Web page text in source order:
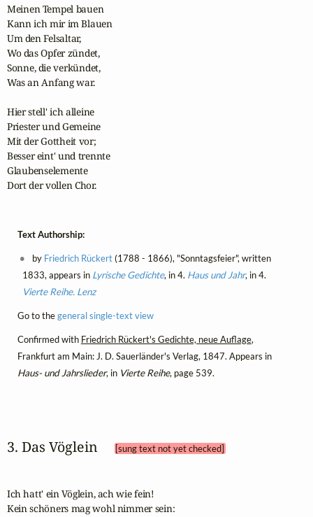
Meinen Tempel bauen
Kann ich mir im Blauen
Um den Felsaltar,
Wo das Opfer zündet,
Sonne, die verkündet,
Was an Anfang war.
Hier stell' ich alleine
Priester und Gemeine
Mit der Gottheit vor;
Besser eint' und trennte
Glaubenselemente
Dort der vollen Chor.
Text Authorship:
by Friedrich Rückert(1788 - 1866), "Sonntagsfeier", written
1833, appears in Lyrische Gedichte, in 4. Haus und Jahr, in 4.
Vierte Reihe. Lenz
Go to thegeneral single-text view
Confirmed with Friedrich Rückert's Gedichte, neue Auflage,
Frankfurt am Main: J. D. Sauerländer's Verlag, 1847. Appears in
Haus- und Jahrslieder, in Vierte Reihe, page 539.
3. Das Vöglein [sung text not yet checked]
Ich hatt' ein Vöglein, ach wie fein!
Kein schöners mag wohl nimmer sein: